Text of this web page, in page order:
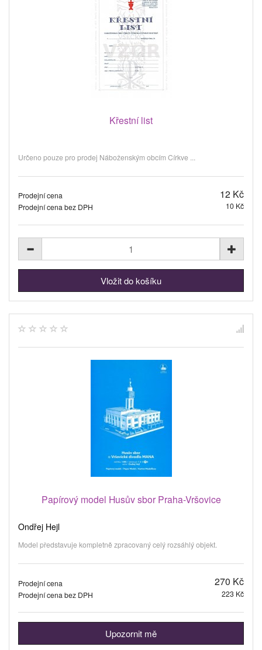
Křestní list
Určeno pouze pro prodej Náboženským obcím Církve ...
Prodejní cena 12 Kč
Prodejní cena bez DPH 10 Kč
Papírový model Husův sbor Praha-Vršovice
Ondřej Hejl
Model představuje kompletně zpracovaný celý rozsáhlý objekt.
Prodejní cena 270 Kč
Prodejní cena bez DPH 223 Kč
Upozornit mě